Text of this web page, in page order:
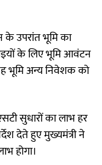
के उपरांत भूमि का
के लिए भूमि आवंटन
भूमि अन्य निवेशक को
सुधारों का लाभ हर
देते हुए मुख्यमंत्री ने
होगा।